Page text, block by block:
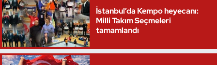
İstanbul’da Kempo heyecanı:
Milli Takım Seçmeleri
tamamlandı